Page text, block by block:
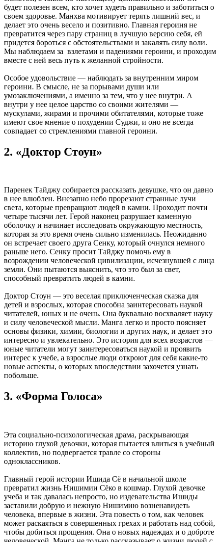
будет полезен всем, кто хочет худеть правильно и заботиться о
своем здоровье. Манхва мотивирует терять лишний вес, и
делает это очень весело и позитивно. Главная героиня не
превратится через пару страниц в лучшую версию себя, ей
придется бороться с обстоятельствами и закалять силу воли.
Мы наблюдаем за взлетами и падениями героини, и проходим
вместе с ней весь путь к желанной стройности.
Особое удовольствие — наблюдать за внутренним миром
героини. В смысле, не за порывами души или
умозаключениями, а именно за тем, что у нее внутри. А
внутри у нее целое царство со своими жителями —
мускулами, жирами и прочими обитателями, которые тоже
имеют свое мнение о похудении Суджи, и оно не всегда
совпадает со стремлениями главной героини.
2. «Доктор Стоун»
Паренек Тайджу собирается рассказать девушке, что он давно
в нее влюблен. Внезапно небо прорезают странные лучи
света, которые превращают людей в камни. Проходит почти
четыре тысячи лет. Герой наконец разрушает каменную
оболочку и начинает исследовать окружающую местность,
которая за это время очень сильно изменилась. Неожиданно
он встречает своего друга Сенку, который очнулся немного
раньше него. Сенку просит Тайджу помочь ему в
возрождении человеческой цивилизации, исчезнувшей с лица
земли. Они пытаются выяснить, что это был за свет,
способный превратить людей в камни.
Доктор Стоун — это веселая приключенческая сказка для
детей и взрослых, которая способна заинтересовать наукой
читателей, юных и не очень. Она буквально восхваляет науку
и силу человеческой мысли. Манга легко и просто поясняет
основы физики, химии, биологии и других наук, и делает это
интересно и увлекательно. Это история для всех возрастов —
юные читатели могут заинтересоваться наукой и проявить
интерес к учебе, а взрослые люди откроют для себя какие-то
новые аспекты, о которых впоследствии захочется узнать
побольше.
3. «Форма Голоса»
Эта социально-психологическая драма, раскрывающая
историю глухой девочки, которая пытается влиться в учебный
коллектив, но подвергается травле со стороны
одноклассников.
Главный герой истории Ишида Сё в начальной школе
превратил жизнь Нишимии Сёко в кошмар. Глухой девочке
учеба и так давалась непросто, но издевательства Ишиды
заставили добрую и нежную Нишимию возненавидеть
человека, впервые в жизни. Эта повесть о том, как человек
может раскаяться в совершенных грехах и работать над собой,
чтобы добиться прощения. Она о новых надеждах и о доброте